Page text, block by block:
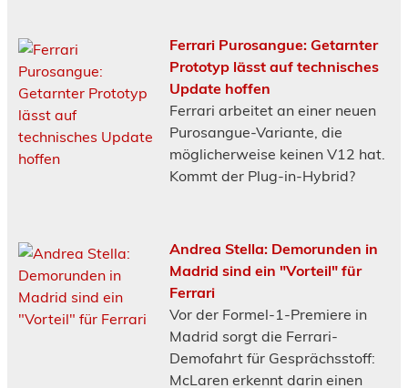
Ferrari Purosangue: Getarnter
Prototyp lässt auf technisches
Update hoffen
Ferrari arbeitet an einer neuen
Purosangue-Variante, die
möglicherweise keinen V12 hat.
Kommt der Plug-in-Hybrid?
Andrea Stella: Demorunden in
Madrid sind ein "Vorteil" für
Ferrari
Vor der Formel-1-Premiere in
Madrid sorgt die Ferrari-
Demofahrt für Gesprächsstoff:
McLaren erkennt darin einen